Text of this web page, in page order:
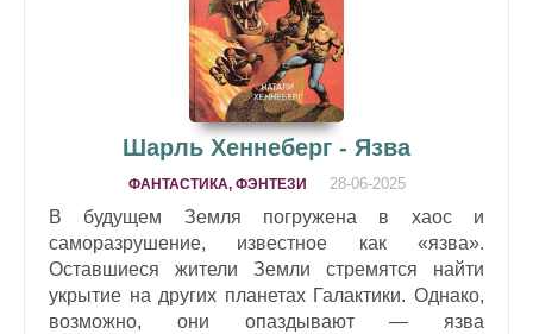
Шарль Хеннеберг - Язва
ФАНТАСТИКА, ФЭНТЕЗИ 28-06-2025
В будущем Земля погружена в хаос и
саморазрушение, известное как «язва».
Оставшиеся жители Земли стремятся найти
укрытие на других планетах Галактики. Однако,
возможно, они опаздывают — язва